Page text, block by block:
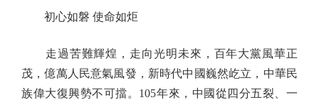
初心如磐 使命如炬
走過苦難輝煌，走向光明未來，百年大黨風華正
茂，億萬人民意氣風發，新時代中國巍然屹立，中華民
族偉大復興勢不可擋。105年來，中國從四分五裂、一